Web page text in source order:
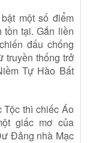
một số điểm
tồn tại. Gắn liền
đấu chống
truyền thống trở
Tự Hào Bất
thì chiếc Áo
giấc mơ của
Đảng nhà Mạc